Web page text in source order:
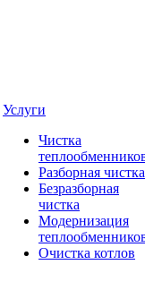
Услуги
Чистка
Разборная чистка
Безразборная
чистка
Модернизация
Очистка котлов